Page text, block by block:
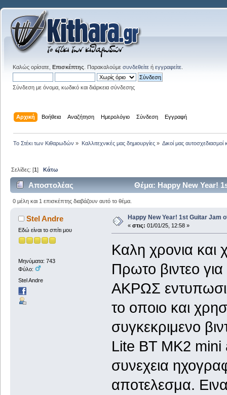
Καλώς ορίσατε, Επισκέπτης . Παρακαλούμε συνδεθείτε ή εγγραφείτε
Σύνδεση με όνομα, κωδικό και διάρκεια σύνδεσης
Αρχική Βοήθεια Αναζήτηση Ημερολόγιο Σύνδεση Εγγραφή
Το Στέκι των Κιθαρωδών » Καλλιτεχνικές μας δημιουργίες» Δικοί μας αυτοσχεδιασμοί
Σελίδες: [1]Κάτω
Αποστολέας Θέμα: Happy New Year!
0 μέλη και 1 επισκέπτης διαβάζουν αυτό το θέμα.
Stel Andre
Εδώ είναι το σπίτι μου
Μηνύματα: 743
Φύλο:
Stel Andre
Happy New Year! 1st Guitar Jam
« στις: 01/01/25, 12:58 »
Καλη χρονια και
Πρωτο βιντεο
ΑΚΡΩΣ
το οποιο και
συγκεκριμενο
Lite BT MK2
συνεχεια
αποτελεσμα.